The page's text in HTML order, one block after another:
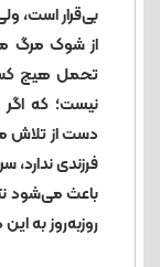
بی‌قرار است،
از شوک مرگ
تحمل هیچ‌ کس
نیست؛ که
دست از تلاش
فرزندی
باعث می‌شود
روزبه‌روز به